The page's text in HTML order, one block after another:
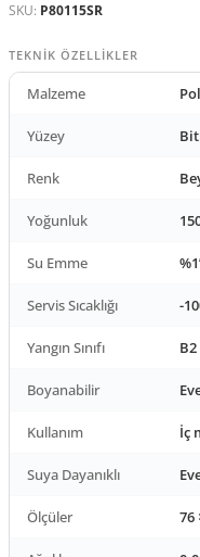
SKU: P80115SR
TEKNIK ÖZELLIKLER
Malzeme
Yüzey
Renk
Yoğunluk
Su Emme
Servis Sıcaklığı -
Yangın Sınıfı B2
Boyanabilir
Kullanım İç
Suya Dayanıklı
Ölçüler 76